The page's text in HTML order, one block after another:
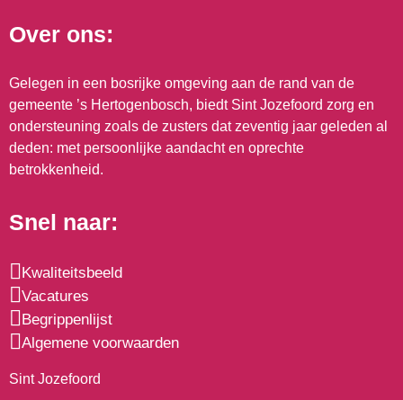
Over ons:
Gelegen in een bosrijke omgeving aan de rand van de
gemeente ’s Hertogenbosch, biedt Sint Jozefoord zorg en
ondersteuning zoals de zusters dat zeventig jaar geleden al
deden: met persoonlijke aandacht en oprechte
betrokkenheid.
Snel naar:
Kwaliteitsbeeld
Vacatures
Begrippenlijst
Algemene voorwaarden
Sint Jozefoord